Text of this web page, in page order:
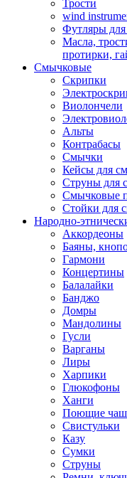
Трости
wind
Футляры
Масла,
протирки,
Смычковые
Скрипки
Виолончели
Альты
Контрабасы
Смычки
Кейсы для
Струны для
Смычковые
Стойки для
Народно-
Аккордеоны
Баяны,
Гармони
Концертины
Балалайки
Банджо
Домры
Мандолины
Гусли
Варганы
Лиры
Харпики
Глюкофоны
Ханги
Поющие
Свистульки
Казу
Сумки
Струны